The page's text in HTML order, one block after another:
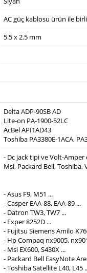
AC güç kablosu ürün ile
5.5 x 2.5 mm
Delta ADP-90SB AD
Lite-on PA-1900-52LC
AcBel API1AD43
Toshiba PA3380E-1ACA,
- Dc jack tipi ve Volt-
Msi, Packard Bell,
- Asus F9, M51 ...
- Casper EAA-88, EAA-89 ...
- Datron TW3, TW7 ...
- Exper 8252D ...
- Fujitsu Siemens Amilo
- Hp Compaq nx9005,
- Msi EX600, S430X ...
- Packard Bell EasyNote
- Toshiba Satellite L40, L45